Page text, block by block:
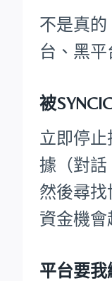
不是真
台、黑平
被
立即停
據（對話
然後尋找
資金機會
平台要